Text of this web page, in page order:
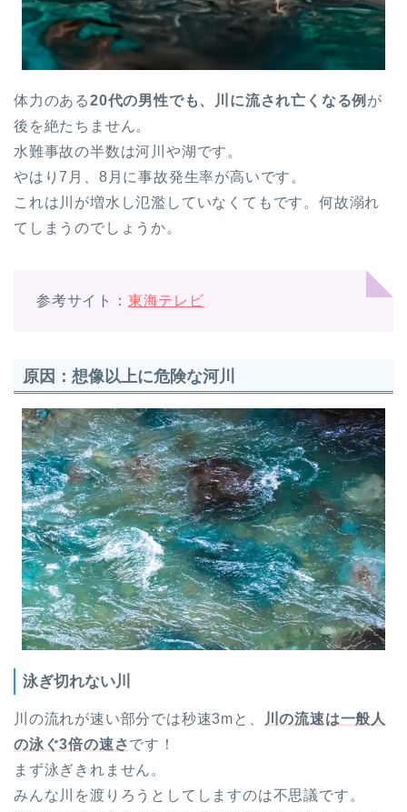
体力のある20代の男性でも、川に流され亡くなる例 が
後を絶たちません。
水難事故の半数は河川や湖です。
やはり7月、8月に事故発生率が高いです。
これは川が増水し氾濫していなくてもです。何故溺れ
てしまうのでしょうか。
参考サイト： 東海テレビ
原因：想像以上に危険な河川
泳ぎ切れない川
川の流れが速い部分では秒速3mと、
川の流速は一般人
の泳ぐ3倍の速さです！
まず泳ぎきれません。
みんな川を渡りろうとしてしますのは不思議です。